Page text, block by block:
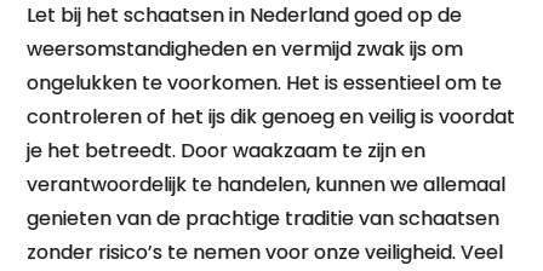
Let bij het schaatsen in Nederland goed op de
weersomstandigheden en vermijd zwak ijs om
ongelukken te voorkomen. Het is essentieel om te
controleren of het ijs dik genoeg en veilig is voordat
je het betreedt. Door waakzaam te zijn en
verantwoordelijk te handelen, kunnen we allemaal
genieten van de prachtige traditie van schaatsen
zonder risico’s te nemen voor onze veiligheid. Veel